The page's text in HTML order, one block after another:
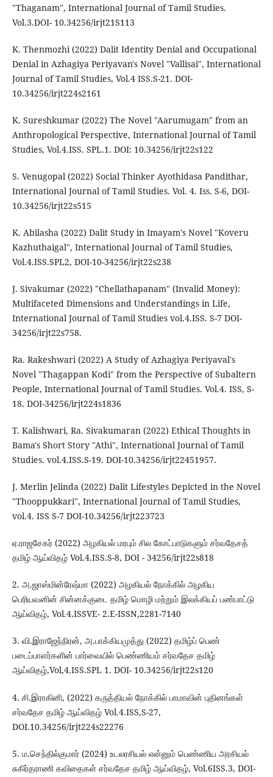
"Thaganam", International Journal of Tamil Studies.
Vol.3.DOI- 10.34256/irjt21S113
K. Thenmozhi (2022) Dalit Identity Denial and Occupational
Denial in Azhagiya Periyavan's Novel "Vallisai", International
Journal of Tamil Studies, Vol.4 ISS.S-21. DOI-
10.34256/irjt224s2161
K. Sureshkumar (2022) The Novel "Aarumugam" from an
Anthropological Perspective, International Journal of Tamil
Studies, Vol.4.ISS. SPL.1. DOI: 10.34256/irjt22s122
S. Venugopal (2022) Social Thinker Ayothidasa Pandithar,
International Journal of Tamil Studies. Vol. 4. Iss. S-6, DOI-
10.34256/irjt22s515
K. Abilasha (2022) Dalit Study in Imayam's Novel "Koveru
Kazhuthaigal", International Journal of Tamil Studies,
Vol.4.ISS.SPL2, DOI-10-34256/irjt22s238
J. Sivakumar (2022) "Chellathapanam" (Invalid Money):
Multifaceted Dimensions and Understandings in Life,
International Journal of Tamil Studies vol.4.ISS. S-7 DOI-
34256/irjt22s758.
Ra. Rakeshwari (2022) A Study of Azhagiya Periyaval's
Novel "Thagappan Kodi" from the Perspective of Subaltern
People, International Journal of Tamil Studies. Vol.4. ISS, S-
18. DOI-34256/irjt224s1836
T. Kalishwari, Ra. Sivakumaran (2022) Ethical Thoughts in
Bama's Short Story "Athi", International Journal of Tamil
Studies. vol.4.ISS.S-19. DOI-10.34256/irjt22451957.
J. Merlin Jelinda (2022) Dalit Lifestyles Depicted in the Novel
"Thooppukkari", International Journal of Tamil Studies,
vol.4. ISS S-7 DOI-10.34256/irjt223723
ஏ.ராஜசேகர் (2022) அழகியல் மரபும் சில கோட்பாடுகளும் சர்வதேசத்
தமிழ் ஆய்விதழ் Vol.4.ISS.S-8, DOI - 34256/irjt22s818
2. அ.ஜாஸ்மின்ரேஷ்மா (2022) அழகியல் நோக்கில் அழகிய
பெரியவனின் சின்னக்குடை தமிழ் மொழி மற்றும் இலக்கியப் பண்பாட்டு
ஆய்விதழ், Vol.4.ISSVE- 2.E-ISSN,2281-7140
3. வி.இராஜேந்நிரன், அ.பாக்கியமுத்து (2022) தமிழ்ப் பெண்
படைப்பாளர்களின் பார்வையில் பெண்ணியம் சர்வதேச தமிழ்
ஆய்விதழ்,Vol,4.ISS.SPL 1. DOI- 10.34256/irjt22s120
4. சி.இராகினி, (2022) கருத்தியல் நோக்கில் பாமாவின் புதினங்கள்
சர்வதேச தமிழ் ஆய்விதழ் Vol.4.ISS,S-27,
DOI.10.34256/irjt224s22276
5. ம.செந்தில்குமார் (2024) உடலரசியல் என்னும் பெண்ணிய அரசியல்
சுகிர்தராணி கவிதைகள் சர்வதேச தமிழ் ஆய்விதழ், Vol.6ISS.3, DOI-